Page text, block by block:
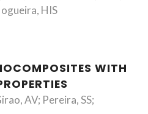
HIS
WITH
AV; Pereira, SS;